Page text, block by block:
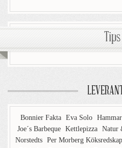
Bonnier Fakta Eva Solo
Joe´s Barbeque Kettlepizza Natur
Norstedts Per Morberg Köksredskap